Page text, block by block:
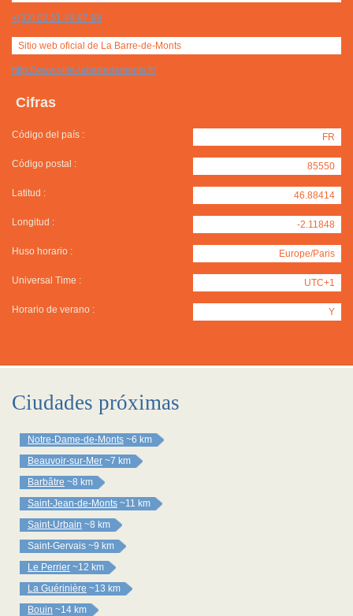
+(33) 02 51 49 87 99
Sitio web oficial de La Barre-de-Monts
http://www.ville-labarredemonts.fr/
Cifras
Código del país : FR
Código postal : 85550
Latitud : 46.88414
Longitud : -2.11848
Huso horario : Europe/Paris
Universal Time : UTC+1
Horario de verano : Y
Ciudades próximas
Notre-Dame-de-Monts ~6 km
Beauvoir-sur-Mer ~7 km
Barbâtre ~8 km
Saint-Jean-de-Monts ~11 km
Saint-Urbain ~8 km
Saint-Gervais ~9 km
Le Perrier ~12 km
La Guérinière ~13 km
Bouin ~14 km